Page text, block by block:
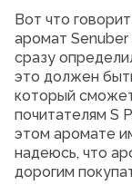
Вот что
аромат Senuber
сразу
это должен
который
почитателям S
этом аромате
надеюсь, что
дорогим